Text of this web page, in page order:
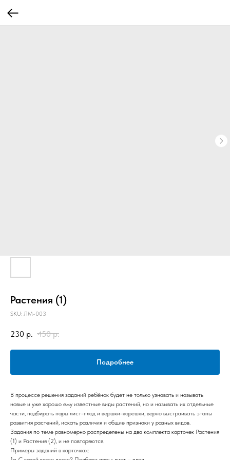
Растения (1)
SKU: ЛМ-003
230 р. 450 р.
Подробнее
В процессе решения заданий ребёнок будет не только узнавать и называть
новые и уже хорошо ему известные виды растений, но и называть их отдельные
части, подбирать пары лист-плод и вершки-корешки, верно выстраивать этапы
развития растений, искать различия и общие признаки у разных видов.
Задания по теме равномерно распределены на два комплекта карточек Растения
(1) и Растения (2), и не повторяются.
Примеры заданий в карточках: